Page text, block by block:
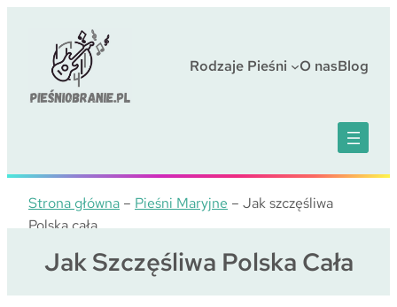
Rodzaje Pieśni O nasBlog
Strona główna – Pieśni Maryjne – Jak szczęśliwa
Polska cała
Jak Szczęśliwa Polska Cała